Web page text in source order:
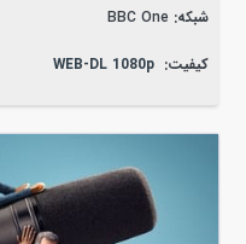
شبکه: BBC One
کیفیت: WEB-DL 1080p